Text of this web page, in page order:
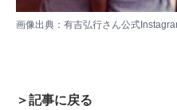
画像出典： 有吉弘行さん公式
＞記事に戻る